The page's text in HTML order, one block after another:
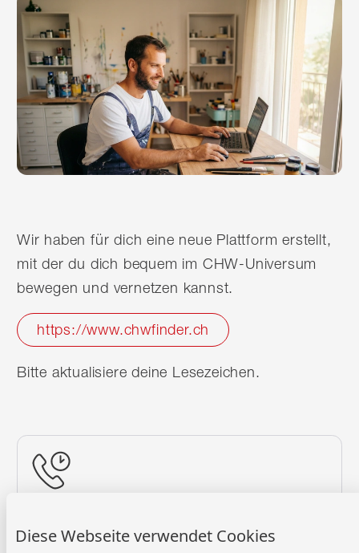
Diese Webseite verwendet Cookies
Wir haben für dich eine neue Plattform erstellt,
mit der du dich bequem im CHW-Universum
bewegen und vernetzen kannst.
https://www.chwfinder.ch
Bitte aktualisiere deine Lesezeichen.